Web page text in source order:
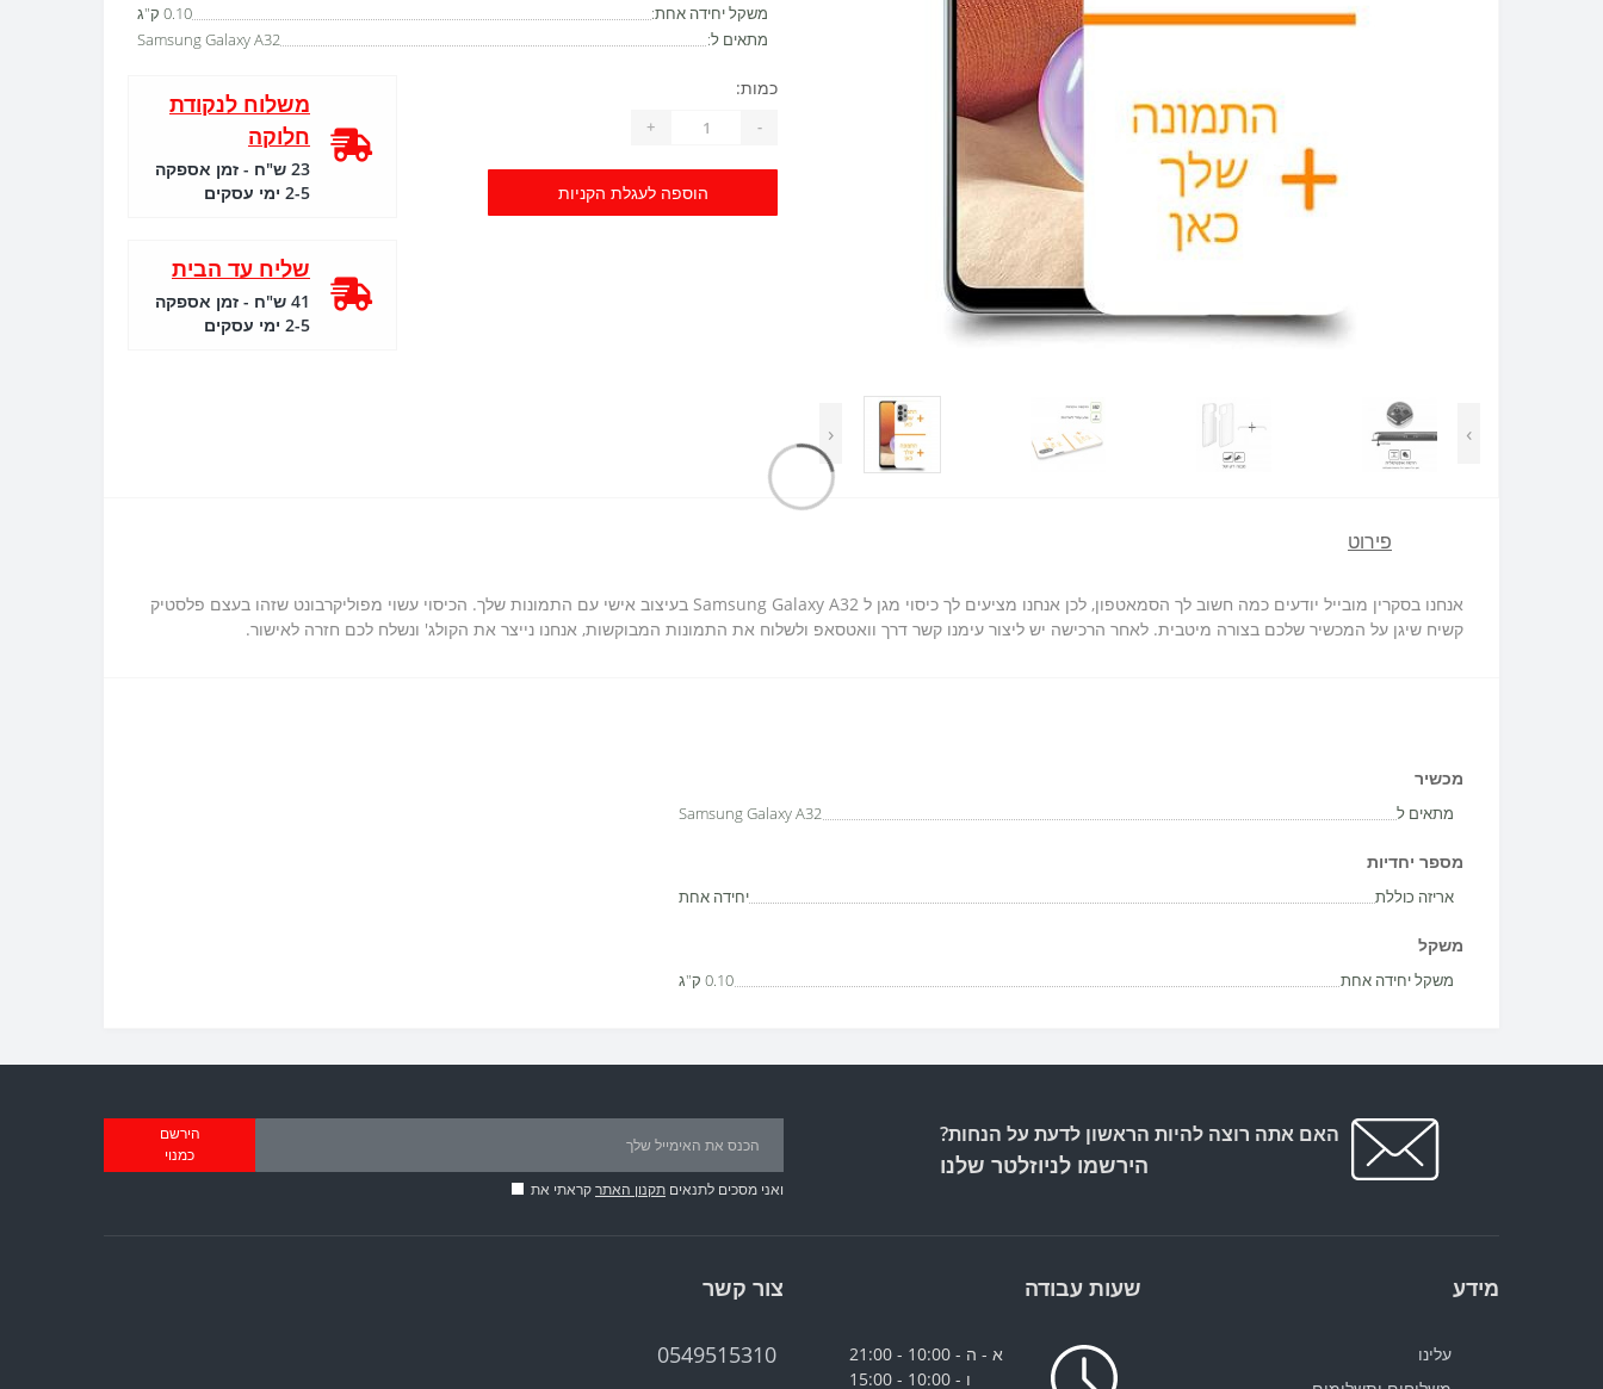
‹ ›
משקל יחידה אחת:
0.10 ק"ג
מתאים ל:
Samsung Galaxy A32
כמות:
-
+
הוספה לעגלת הקניות
משלוח לנקודת
חלוקה
23 ש"ח - זמן אספקה
2-5 ימי עסקים
שליח עד הבית
41 ש"ח - זמן אספקה
2-5 ימי עסקים
פירוט
אנחנו בסקרין מובייל יודעים כמה חשוב לך הסמאטפון, לכן אנחנו מציעים לך כיסוי מגן ל Samsung Galaxy A32 בעיצוב אישי עם התמונות שלך. הכיסוי עשוי מפוליקרבונט שזהו בעצם פלסטיק
קשיח שיגן על המכשיר שלכם בצורה מיטבית. לאחר הרכישה יש ליצור עימנו קשר דרך וואטסאפ ולשלוח את התמונות המבוקשות, אנחנו נייצר את הקולג' ונשלח לכם חזרה לאישור.
מכשיר
מתאים ל Samsung Galaxy A32
מספר יחדיות
אריזה כוללת יחידה אחת
משקל
משקל יחידה אחת 0.10 ק"ג
האם אתה רוצה להיות הראשון לדעת על הנחות?
הירשמו לניוזלטר שלנו
הירשם
כמנוי
ואני מסכים לתנאים תקנון האתרקראתי את
מידע
עלינו
שעות עבודה
א - ה - 10:00 - 21:00
ו - 10:00 - 15:00
צור קשר
0549515310